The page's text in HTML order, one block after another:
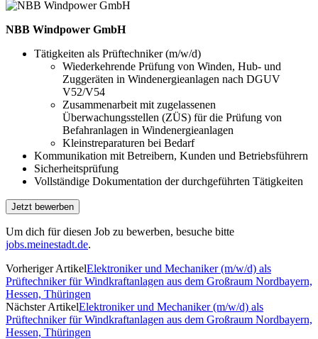
NBB Windpower GmbH
Tätigkeiten als Prüftechniker (m/w/d)
Wiederkehrende Prüfung von Winden, Hub- und
Zuggeräten in Windenergieanlagen nach DGUV
V52/V54
Zusammenarbeit mit zugelassenen
Überwachungsstellen (ZÜS) für die Prüfung von
Befahranlagen in Windenergieanlagen
Kleinstreparaturen bei Bedarf
Kommunikation mit Betreibern, Kunden und Betriebsführern
Sicherheitsprüfung
Vollständige Dokumentation der durch­geführten Tätigkeiten
Um dich für diesen Job zu bewerben, besuche bitte
jobs.meinestadt.de.
Vorheriger ArtikelElektroniker und Mechaniker (m/w/d) als
Prüftechniker für Windkraftanlagen aus dem Großraum Nordbayern,
Hessen, Thüringen
Nächster ArtikelElektroniker und Mechaniker (m/w/d) als
Prüftechniker für Windkraftanlagen aus dem Großraum Nordbayern,
Hessen, Thüringen